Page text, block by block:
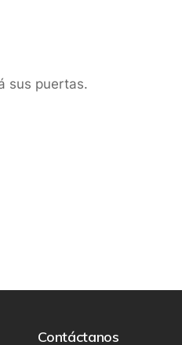
sus puertas.
Contáctanos